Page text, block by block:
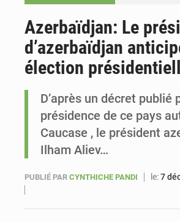
Azerbaïdjan: Le
d’azerbaïdjan
élection
D’après un décret publié
présidence de ce pays
Caucase , le président
Ilham Aliev…
PUBLIÉ PAR CYNTHICHE PANDI le:7